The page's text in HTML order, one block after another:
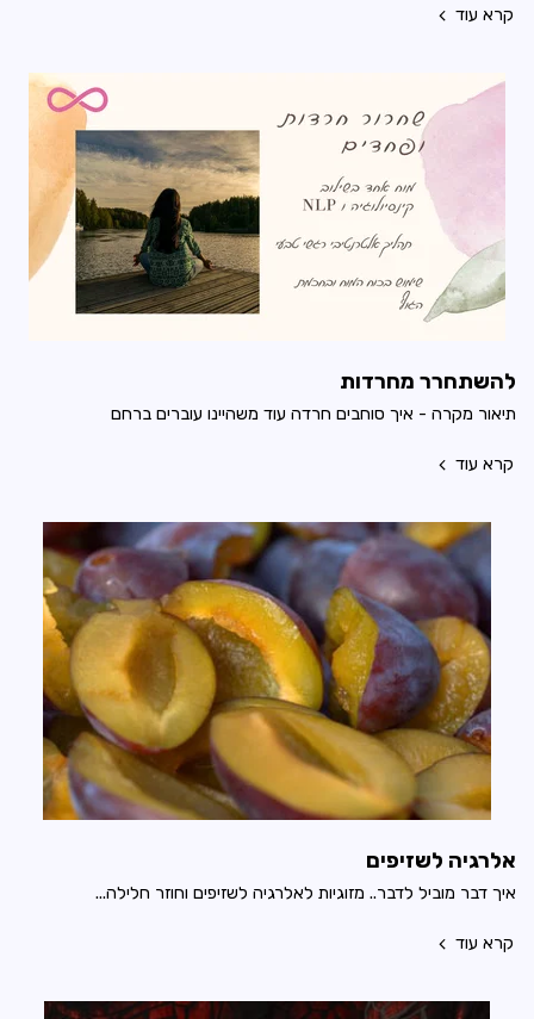
קרא עוד
להשתחרר מחרדות
תיאור מקרה - איך סוחבים חרדה עוד משהיינו עוברים ברחם
קרא עוד
אלרגיה לשזיפים
איך דבר מוביל לדבר.. מזוגיות לאלרגיה לשזיפים וחוזר חלילה...
קרא עוד